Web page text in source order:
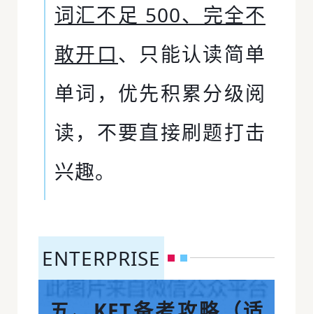
词汇不足 500、完全不
敢开口、只能认读简单
单词，优先积累分级阅
读，不要直接刷题打击
兴趣。
ENTERPRISE